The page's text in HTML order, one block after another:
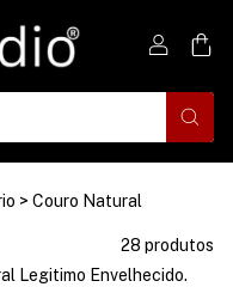
> Couro Natural
28 produtos
Legitimo Envelhecido.